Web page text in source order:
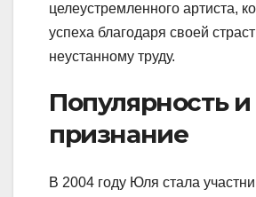
целеустремленного артиста,
успеха благодаря своей
неустанному труду.
Популярность и
признание
В 2004 году Юля стала